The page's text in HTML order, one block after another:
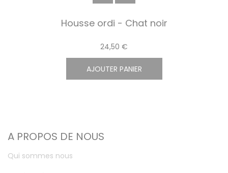
Housse ordi - Chat noir
24,50 €
AJOUTER PANIER
A PROPOS DE NOUS
Qui sommes nous